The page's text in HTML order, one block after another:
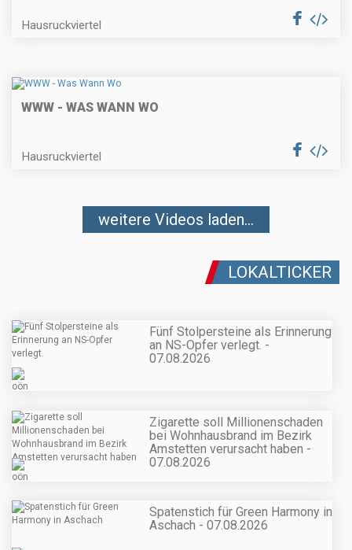
Hausruckviertel
WWW - WAS WANN WO
Hausruckviertel
weitere Videos laden...
LOKALTICKER
Fünf Stolpersteine als Erinnerung
an NS-Opfer verlegt. -
07.08.2026
Zigarette soll Millionenschaden
bei Wohnhausbrand im Bezirk
Amstetten verursacht haben -
07.08.2026
Spatenstich für Green Harmony in
Aschach - 07.08.2026